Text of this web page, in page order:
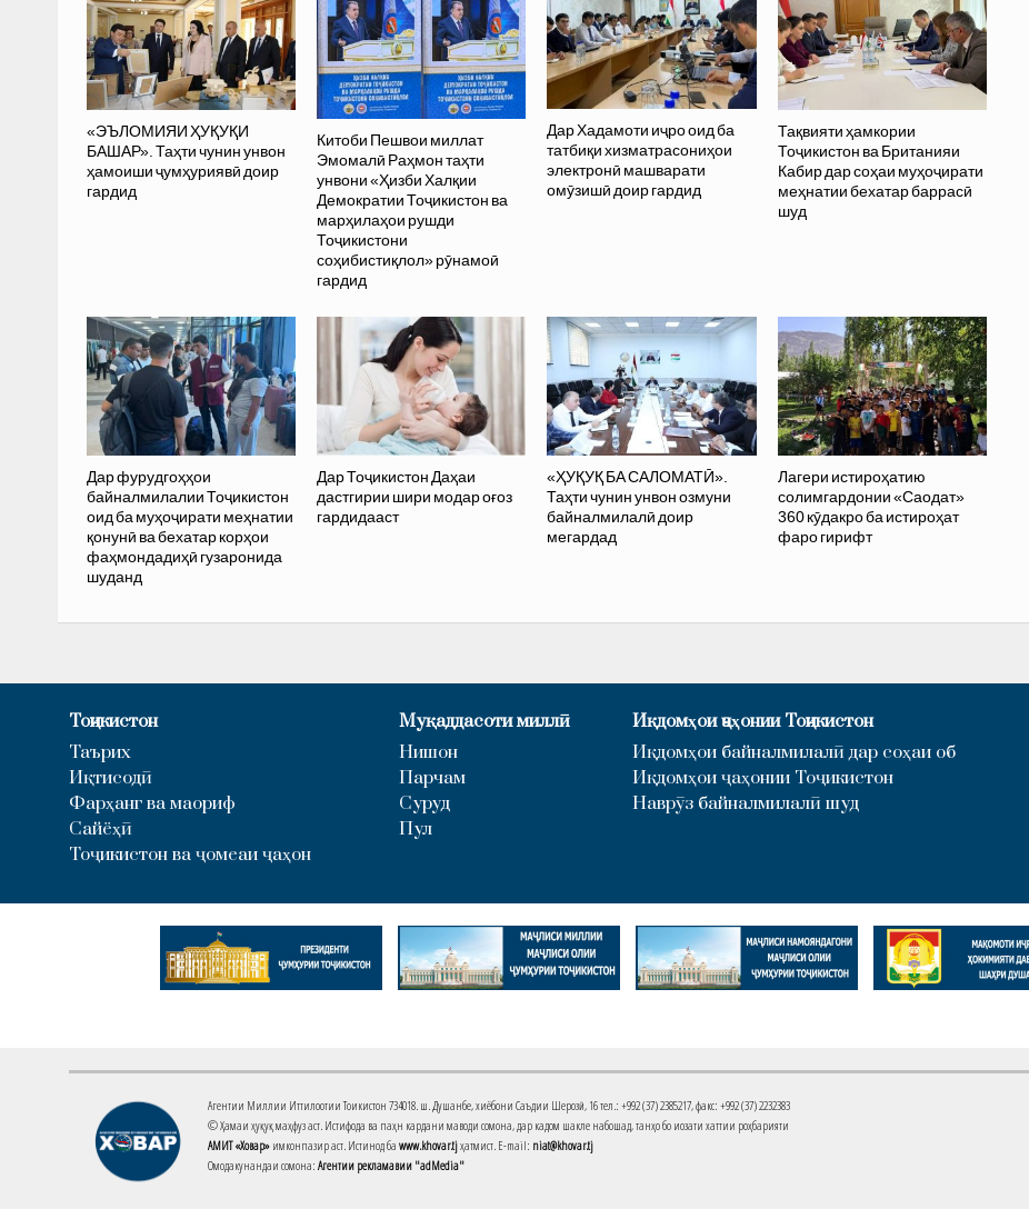
«ЭЪЛОМИЯИ ҲУҚУҚИ
БАШАР». Таҳти чунин унвон
ҳамоиши ҷумҳуриявӣ доир
гардид
Китоби Пешвои миллат
Эмомалӣ Раҳмон таҳти
унвони «Ҳизби Халқии
Демократии Тоҷикистон ва
марҳилаҳои рушди
Тоҷикистони
соҳибистиқлол» рӯнамоӣ
гардид
Дар Хадамоти иҷро оид ба
татбиқи хизматрасониҳои
электронӣ машварати
омӯзишӣ доир гардид
Тақвияти ҳамкории
Тоҷикистон ва Британияи
Кабир дар соҳаи муҳоҷирати
меҳнатии бехатар баррасӣ
шуд
Дар фурудгоҳҳои
байналмилалии Тоҷикистон
оид ба муҳоҷирати меҳнатии
қонунӣ ва бехатар корҳои
фаҳмондадиҳӣ гузаронида
шуданд
Дар Тоҷикистон Даҳаи
дастгирии шири модар оғоз
гардидааст
«ҲУҚУҚ БА САЛОМАТӢ».
Таҳти чунин унвон озмуни
байналмилалӣ доир
мегардад
Лагери истироҳатию
солимгардонии «Саодат»
360 кӯдакро ба истироҳат
фаро гирифт
Тоҷикистон
Таърих
Иқтисодӣ
Фарҳанг ва маориф
Сайёҳӣ
Тоҷикистон ва ҷомеаи ҷаҳон
Муқаддасоти миллӣ
Нишон
Парчам
Суруд
Пул
Иқдомҳои ҷаҳонии Тоҷикистон
Иқдомҳои байналмилалӣ дар соҳаи об
Иқдомҳои ҷаҳонии Тоҷикистон
Наврӯз байналмилалӣ шуд
Агентии Миллии Иттилоотии Тоҷикистон 734018. ш. Душанбе, хиёбони Саъдии Шерозӣ, 16 тел.: +992 (37) 2385217, факс: +992 (37) 2232383
© Ҳамаи ҳуқуқ маҳфуз аст. Истифода ва паҳн кардани маводи сомона, дар кадом шакле набошад, танҳо бо иҷозати хаттии роҳбарияти
АМИТ «Ховар» имконпазир аст. Истинод ба www.khovar.tjҳатмист. E-mail: niat@khovar.tj
Омодакунандаи сомона: Агентии рекламавии "adMedia"